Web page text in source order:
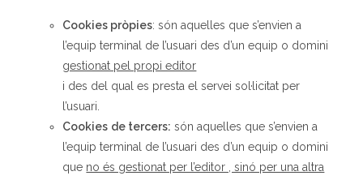
Cookies pròpies: són aquelles que s’envien a
l’equip terminal de l’usuari des d’un equip o domini
gestionat pel propi editor
i des del qual es presta el servei sol·licitat per
l’usuari.
Cookies de tercers: són aquelles que s’envien a
l’equip terminal de l’usuari des d’un equip o domini
que no és gestionat per l’editor , sinó per una altra